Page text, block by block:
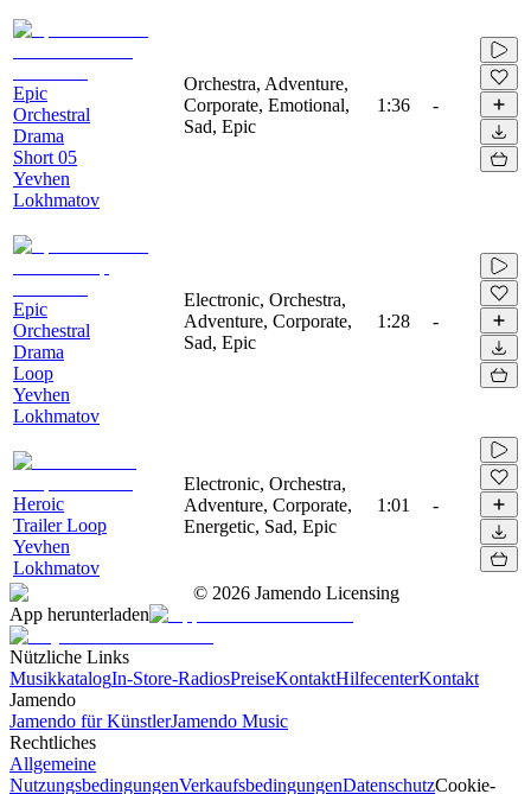
Epic
Orchestral
Drama
Short 05
Yevhen
Lokhmatov
Orchestra, Adventure,
Corporate, Emotional,
Sad, Epic
1:36 -
Epic
Orchestral
Drama
Loop
Yevhen
Lokhmatov
Electronic, Orchestra,
Adventure, Corporate,
Sad, Epic
1:28 -
Heroic
Trailer Loop
Yevhen
Lokhmatov
Electronic, Orchestra,
Adventure, Corporate,
Energetic, Sad, Epic
1:01 -
© 2026 Jamendo Licensing
App herunterladen
Nützliche Links
MusikkatalogIn-Store-RadiosPreiseKontaktHilfecenterKontakt
Jamendo
Jamendo für KünstlerJamendo Music
Rechtliches
Allgemeine
NutzungsbedingungenVerkaufsbedingungenDatenschutzCookie-